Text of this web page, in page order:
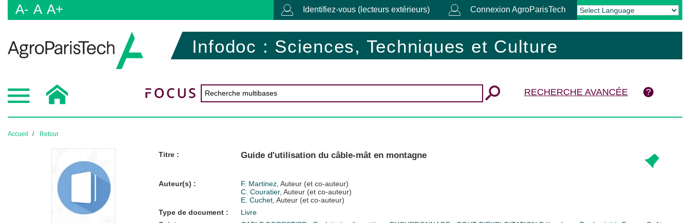
A- A A+ Identifiez-vous (lecteurs extérieurs) Connexion AgroParisTech
Powered by Translate
Infodoc : Sciences, Techniques et Culture
RECHERCHE AVANCÉE
Accueil Retour
Titre : Guide d'utilisation du câble-mât en montagne
Auteur(s) : F. Martinez, Auteur (et co-auteur)
C. Couratier, Auteur (et co-auteur)
E. Cuchet, Auteur (et co-auteur)
Type de document :
Livre